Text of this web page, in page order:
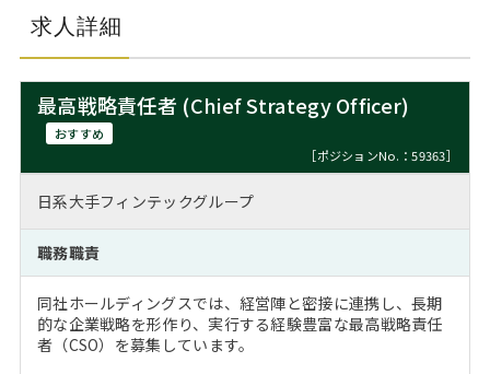
コンサルタントの紹介
ステージ別アドバイス
MBAの転職事例
MBAからのFAQ
MBA留学生数の推移
インターン受入企業一覧
MBAを生かす求人特集
職務経歴書の書き方
よくある面接Q&A集
転職市場の明日をよめ
転職成功への4つの鍵
注目企業インタビュー
キャリアデザインセミナー
キャリアフォーラム
Career Talk Live
MBA NETWORKING
主なクライアント
採用情報
ニュースリリース
求人詳細
最高戦略責任者 (Chief Strategy Officer)
おすすめ
［ポジションNo.：59363］
日系大手フィンテックグループ
職務職責
同社ホールディングスでは、経営陣と密接に連携し、長期
的な企業戦略を形作り、実行する経験豊富な最高戦略責任
者（CSO）を募集しています。